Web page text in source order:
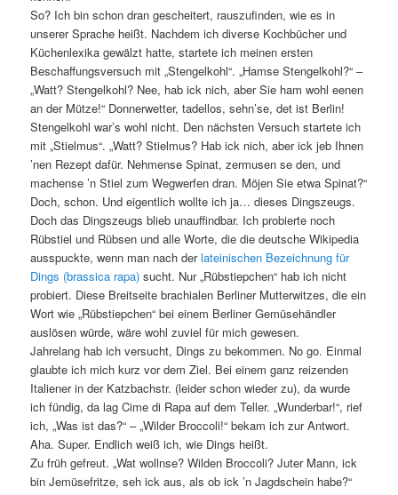
So? Ich bin schon dran gescheitert, rauszufinden, wie es in
unserer Sprache heißt. Nachdem ich diverse Kochbücher und
Küchenlexika gewälzt hatte, startete ich meinen ersten
Beschaffungsversuch mit „Stengelkohl“. „Hamse Stengelkohl?“ –
„Watt? Stengelkohl? Nee, hab ick nich, aber Sie ham wohl eenen
an der Mütze!“ Donnerwetter, tadellos, sehn’se, det ist Berlin!
Stengelkohl war’s wohl nicht. Den nächsten Versuch startete ich
mit „Stielmus“. „Watt? Stielmus? Hab ick nich, aber ick jeb Ihnen
’nen Rezept dafür. Nehmense Spinat, zermusen se den, und
machense ’n Stiel zum Wegwerfen dran. Möjen Sie etwa Spinat?“
Doch, schon. Und eigentlich wollte ich ja… dieses Dingszeugs.
Doch das Dingszeugs blieb unauffindbar. Ich probierte noch
Rübstiel und Rübsen und alle Worte, die die deutsche Wikipedia
ausspuckte, wenn man nach derlateinischen Bezeichnung für
Dings (brassica rapa) sucht. Nur „Rübstiepchen“ hab ich nicht
probiert. Diese Breitseite brachialen Berliner Mutterwitzes, die ein
Wort wie „Rübstiepchen“ bei einem Berliner Gemüsehändler
auslösen würde, wäre wohl zuviel für mich gewesen.
Jahrelang hab ich versucht, Dings zu bekommen. No go. Einmal
glaubte ich mich kurz vor dem Ziel. Bei einem ganz reizenden
Italiener in der Katzbachstr. (leider schon wieder zu), da wurde
ich fündig, da lag Cime di Rapa auf dem Teller. „Wunderbar!“, rief
ich, „Was ist das?“ – „Wilder Broccoli!“ bekam ich zur Antwort.
Aha. Super. Endlich weiß ich, wie Dings heißt.
Zu früh gefreut. „Wat wollnse? Wilden Broccoli? Juter Mann, ick
bin Jemüsefritze, seh ick aus, als ob ick ’n Jagdschein habe?“